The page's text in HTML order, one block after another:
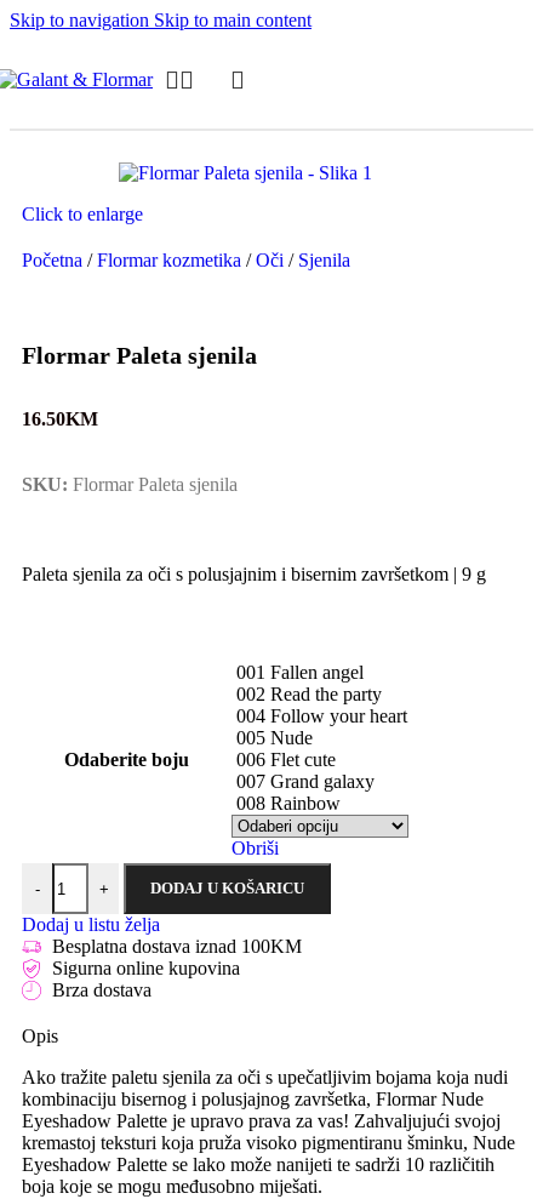
Skip to navigation Skip to main content
Click to enlarge
Početna / Flormar kozmetika / Oči / Sjenila
Flormar Paleta sjenila
16.50KM
SKU: Flormar Paleta sjenila
Paleta sjenila za oči s polusjajnim i bisernim završetkom | 9 g
Odaberite boju
001 Fallen angel
002 Read the party
004 Follow your heart
005 Nude
006 Flet cute
007 Grand galaxy
008 Rainbow
Obriši
- + DODAJ U KOŠARICU
Dodaj u listu želja
Besplatna dostava iznad 100KM
Sigurna online kupovina
Brza dostava
Opis
Ako tražite paletu sjenila za oči s upečatljivim bojama koja nudi
kombinaciju bisernog i polusjajnog završetka, Flormar Nude
Eyeshadow Palette je upravo prava za vas! Zahvaljujući svojoj
kremastoj teksturi koja pruža visoko pigmentiranu šminku, Nude
Eyeshadow Palette se lako može nanijeti te sadrži 10 različitih
boja koje se mogu međusobno miješati.